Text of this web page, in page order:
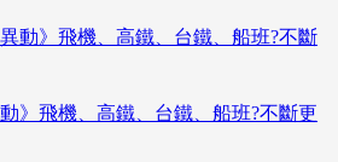
》飛機、高鐵、台鐵、船班?不斷更